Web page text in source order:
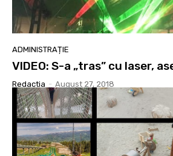
ADMINISTRAȚIE
VIDEO: S-a „tras” cu laser,
Redactia - August 27, 2018